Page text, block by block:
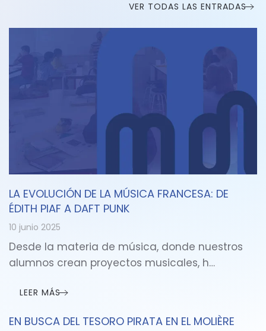
VER TODAS LAS ENTRADAS
LA EVOLUCIÓN DE LA MÚSICA FRANCESA: DE
ÉDITH PIAF A DAFT PUNK
10 junio 2025
Desde la materia de música, donde nuestros
alumnos crean proyectos musicales, h…
LEER MÁS
EN BUSCA DEL TESORO PIRATA EN EL MOLIÈRE